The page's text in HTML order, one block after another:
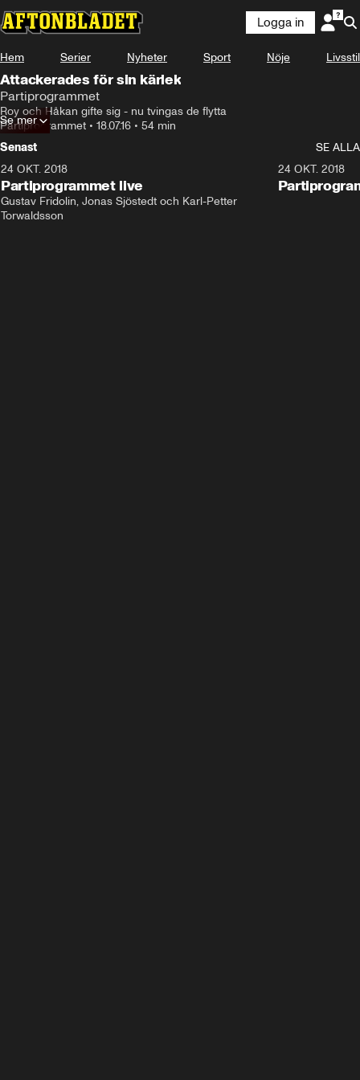
Logga in
Hem Serier Nyheter Sport Nöje Livsstil
Attackerades för sin kärlek
Partiprogrammet
Roy och Håkan gifte sig - nu tvingas de flytta
Partiprogrammet • 18.07.16 • 54 min
Se mer
Senast
SE ALLA
24 OKT. 2018
Partiprogrammet live
Gustav Fridolin, Jonas Sjöstedt och Karl-Petter
Torwaldsson
24 OKT. 2018